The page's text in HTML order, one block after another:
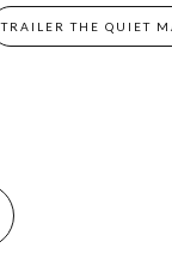
TRAILER THE QUIET